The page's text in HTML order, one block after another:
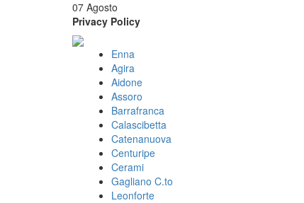
07 Agosto
Privacy Policy
Enna
Agira
Aidone
Assoro
Barrafranca
Calascibetta
Catenanuova
Centuripe
Cerami
Gagliano C.to
Leonforte